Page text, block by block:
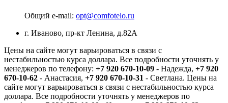
Общий e-mail: opt@comfotelo.ru
г. Иваново, пр-кт Ленина, д.82А
Цены на сайте могут варьироваться в связи с
нестабильностью курса доллара. Все подробности уточнять у
менеджеров по телефону: +7 920 670-10-09 - Надежда, +7 920
670-10-62 - Анастасия, +7 920 670-10-31 - Светлана. Цены на
сайте могут варьироваться в связи с нестабильностью курса
доллара. Все подробности уточнять у менеджеров по